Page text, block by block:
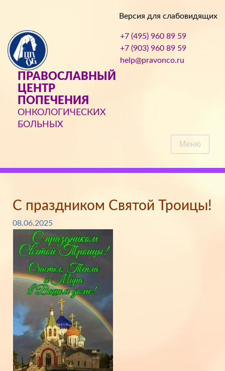
Версия для слабовидящих
ПРАВОСЛАВНЫЙ
ЦЕНТР
ПОПЕЧЕНИЯ
ОНКОЛОГИЧЕСКИХ
БОЛЬНЫХ
+7 (495) 960 89 59
+7 (903) 960 89 59
help@pravonco.ru
Меню
С праздником Святой Троицы!
08.06.2025